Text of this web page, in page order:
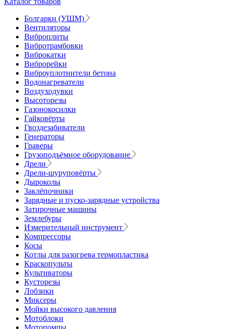
Болгарки (УШМ)
Вентиляторы
Виброплиты
Вибротрамбовки
Виброкатки
Виброрейки
Виброуплотнители бетона
Водонагреватели
Воздуходувки
Высоторезы
Газонокосилки
Гайковёрты
Гвоздезабиватели
Генераторы
Граверы
Грузоподъёмное оборудование
Дрели
Дрели-шуруповёрты
Дыроколы
Заклёпочники
Зарядные и пуско-зарядные устройства
Затирочные машины
Землебуры
Измерительный инструмент
Компрессоры
Косы
Котлы для разогрева термопластика
Краскопульты
Культиваторы
Кусторезы
Лобзики
Миксеры
Мойки высокого давления
Мотоблоки
Мотопомпы